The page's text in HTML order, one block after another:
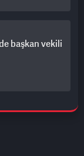
başkan vekili